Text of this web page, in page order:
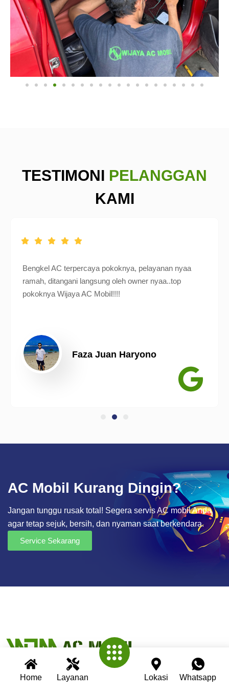
Home Layanan Lokasi Whatsapp
TESTIMONI PELANGGAN
KAMI
Bengkel AC terpercaya pokoknya, pelayanan nyaa
ramah, ditangani langsung oleh owner nyaa..top
pokoknya Wijaya AC Mobil!!!!
Faza Juan Haryono
AC Mobil Kurang Dingin?
Jangan tunggu rusak total! Segera servis AC mobil Anda
agar tetap sejuk, bersih, dan nyaman saat berkendara.
Service Sekarang